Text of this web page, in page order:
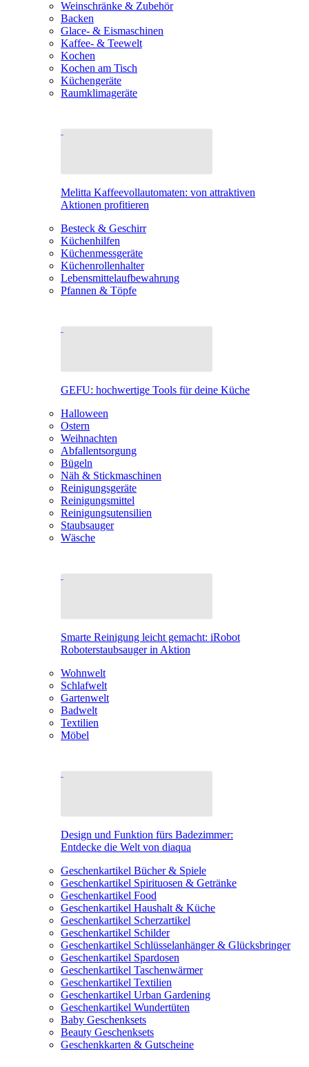
Weinschränke & Zubehör
Backen
Glace- & Eismaschinen
Kaffee- & Teewelt
Kochen
Kochen am Tisch
Küchengeräte
Raumklimageräte
Melitta Kaffeevollautomaten: von attraktiven
Aktionen profitieren
Besteck & Geschirr
Küchenhilfen
Küchenmessgeräte
Küchenrollenhalter
Lebensmittelaufbewahrung
Pfannen & Töpfe
GEFU: hochwertige Tools für deine Küche
Halloween
Ostern
Weihnachten
Abfallentsorgung
Bügeln
Näh & Stickmaschinen
Reinigungsgeräte
Reinigungsmittel
Reinigungsutensilien
Staubsauger
Wäsche
Smarte Reinigung leicht gemacht: iRobot
Roboterstaubsauger in Aktion
Wohnwelt
Schlafwelt
Gartenwelt
Badwelt
Textilien
Möbel
Design und Funktion fürs Badezimmer:
Entdecke die Welt von diaqua
Geschenkartikel Bücher & Spiele
Geschenkartikel Spirituosen & Getränke
Geschenkartikel Food
Geschenkartikel Haushalt & Küche
Geschenkartikel Scherzartikel
Geschenkartikel Schilder
Geschenkartikel Schlüsselanhänger & Glücksbringer
Geschenkartikel Spardosen
Geschenkartikel Taschenwärmer
Geschenkartikel Textilien
Geschenkartikel Urban Gardening
Geschenkartikel Wundertüten
Baby Geschenksets
Beauty Geschenksets
Geschenkkarten & Gutscheine